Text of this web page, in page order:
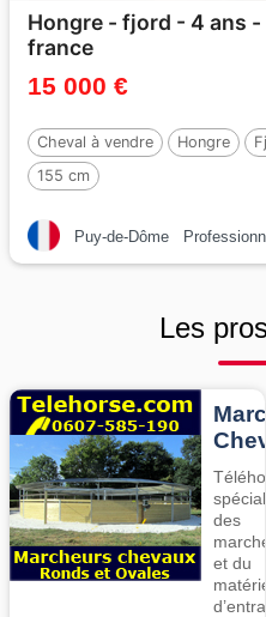
Hongre - fjord - 4 ans
france
15 000 €
Cheval à vendre Hongre
155 cm
Puy-de-Dôme
Les
des
et du
matériel